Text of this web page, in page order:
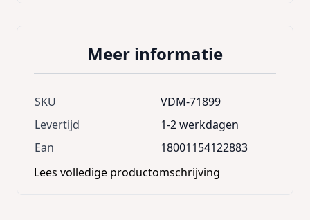
diervoeding voor katten.
Samenstelling:kippen bouillon 24% kip fillet
Analytische bestanddelen:ruw eiwit 16%,
ruwe celstof 0.1%, ruw vet 0.5%, ruwe as 1%,
vocht 77%, Energy Kcal: 742 kcal/kg
voeden met 40% droogvoer en 60% natvoer.
Meer informatie
SKU
VDM-71899
Levertijd
1-2 werkdagen
Ean
18001154122883
Lees volledige productomschrijving